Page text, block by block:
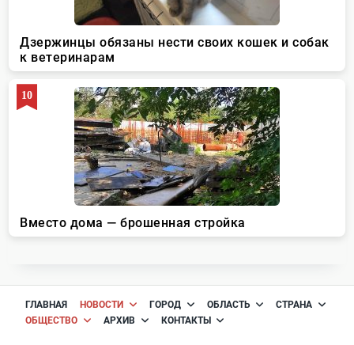
ГЛАВНАЯ НОВОСТИ ГОРОД ОБЛАСТЬ
СТРАНА
ОБЩЕСТВО
АРХИВ КОНТАКТЫ